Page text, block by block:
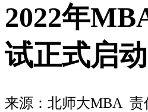
2022年
试正式启动
来源： 北师大MBA 责